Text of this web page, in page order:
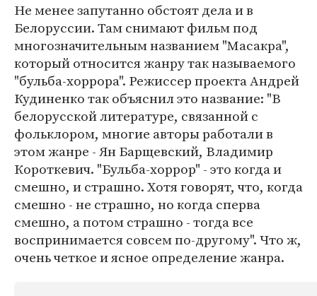
Не менее запутанно обстоят дела и в
Белоруссии. Там снимают фильм под
многозначительным названием "Масакра",
который относится жанру так называемого
"бульба-хоррора". Режиссер проекта Андрей
Кудиненко так объяснил это название: "В
белорусской литературе, связанной с
фольклором, многие авторы работали в
этом жанре - Ян Барщевский, Владимир
Короткевич. "Бульба-хоррор" - это когда и
смешно, и страшно. Хотя говорят, что, когда
смешно - не страшно, но когда сперва
смешно, а потом страшно - тогда все
воспринимается совсем по-другому". Что ж,
очень четкое и ясное определение жанра.